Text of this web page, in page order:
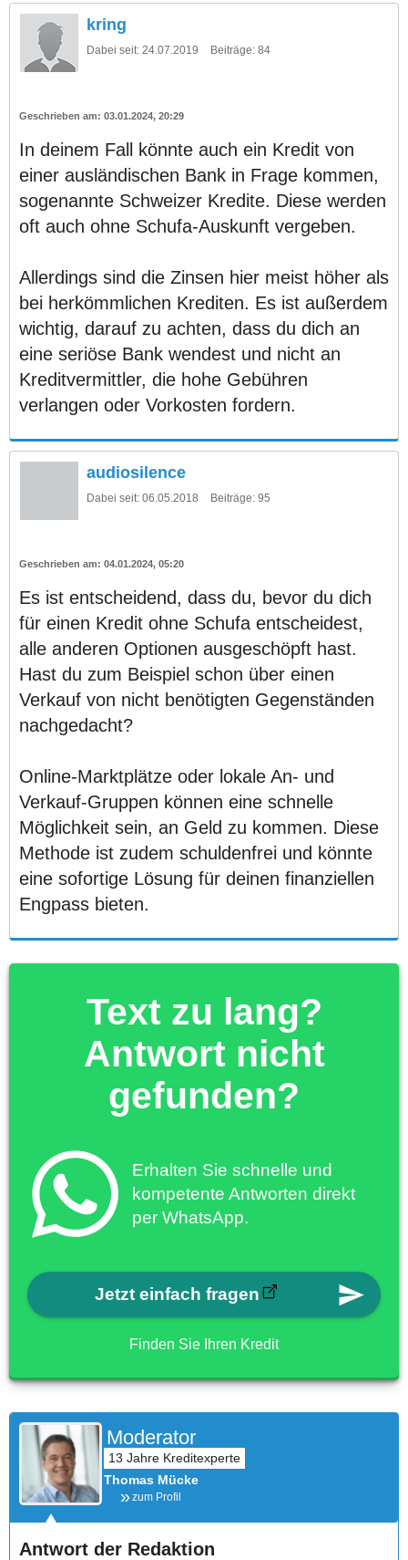
kring
Dabei seit: 24.07.2019 Beiträge: 84
03.01.2024, 20:29
In deinem Fall könnte auch ein Kredit von
einer ausländischen Bank in Frage kommen,
sogenannte Schweizer Kredite. Diese werden
oft auch ohne Schufa-Auskunft vergeben.
Allerdings sind die Zinsen hier meist höher als
bei herkömmlichen Krediten. Es ist außerdem
wichtig, darauf zu achten, dass du dich an
eine seriöse Bank wendest und nicht an
Kreditvermittler, die hohe Gebühren
verlangen oder Vorkosten fordern.
audiosilence
Dabei seit: 06.05.2018 Beiträge: 95
04.01.2024, 05:20
Es ist entscheidend, dass du, bevor du dich
für einen Kredit ohne Schufa entscheidest,
alle anderen Optionen ausgeschöpft hast.
Hast du zum Beispiel schon über einen
Verkauf von nicht benötigten Gegenständen
nachgedacht?
Online-Marktplätze oder lokale An- und
Verkauf-Gruppen können eine schnelle
Möglichkeit sein, an Geld zu kommen. Diese
Methode ist zudem schuldenfrei und könnte
eine sofortige Lösung für deinen finanziellen
Engpass bieten.
Text zu lang?
Antwort nicht
gefunden?
Erhalten Sie schnelle und
kompetente Antworten direkt
per WhatsApp.
Jetzt einfach fragen
Finden Sie Ihren Kredit
Moderator
Thomas Mücke
zum Profil
Antwort der Redaktion